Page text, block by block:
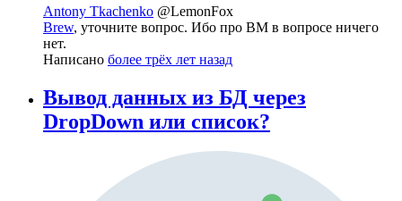
Antony Tkachenko @LemonFox
Brew, уточните вопрос. Ибо про ВМ в вопросе ничего
нет.
Написано более трёх лет назад
Вывод данных из БД через
DropDown или список?